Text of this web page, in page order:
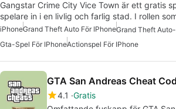
Gangstar Crime City Vice Town är ett gratis
spelare in i en livlig och farlig stad. I rollen
iPhoneGrand Theft Auto För IPhoneGrand Theft
Gta-Spel För IPhoneActionspel För IPhone
GTA San Andreas Cheat
4.1 Gratis